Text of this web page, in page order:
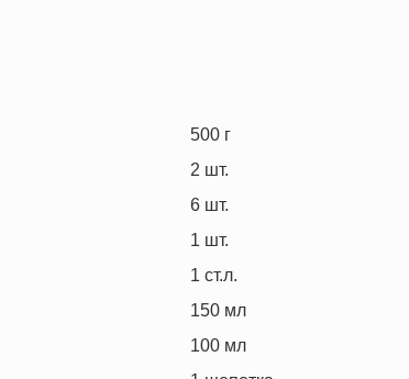
500 г
2 шт.
6 шт.
1 шт.
1 ст.л.
150 мл
100 мл